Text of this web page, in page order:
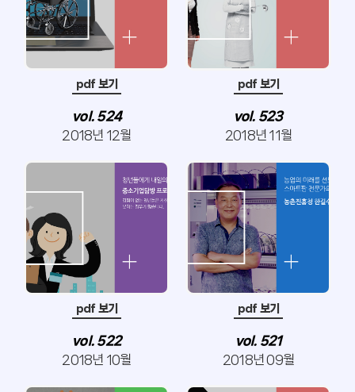
pdf 보기
vol. 524
2018년 12월
pdf 보기
vol. 523
2018년 11월
pdf 보기
vol. 522
2018년 10월
pdf 보기
vol. 521
2018년 09월